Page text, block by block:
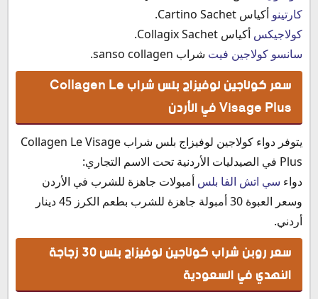
كارتينو أكياس Cartino Sachet.
كولاجيكس أكياس Collagix Sachet.
سانسو كولاجين فيت شراب sanso collagen.
سعر كولاجين لوفيزاج بلس شراب Collagen Le
Visage Plus في الأردن
يتوفر دواء كولاجين لوفيزاج بلس شراب Collagen Le Visage
Plus في الصيدليات الأردنية تحت الاسم التجاري:
دواء سي اتش الفا بلس أمبولات جاهزة للشرب في الأردن
وسعر العبوة 30 أمبولة جاهزة للشرب بطعم الكرز 45 دينار
أردني.
سعر روبن شراب كولاجين لوفيزاج بلس 30 زجاجة
النهدي في السعودية